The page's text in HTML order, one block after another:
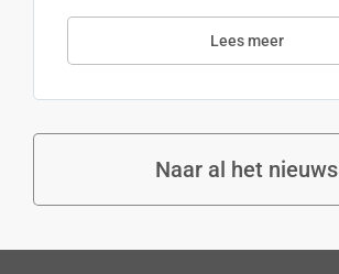
Lees meer
Naar al het nieuws